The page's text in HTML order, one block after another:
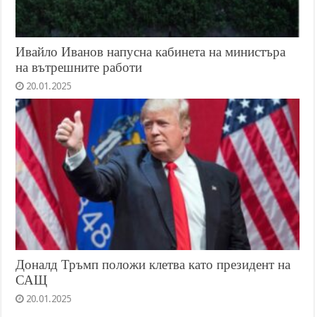
Ивайло Иванов напусна кабинета на министъра
на вътрешните работи
20.01.2025
Доналд Тръмп положи клетва като президент на
САЩ
20.01.2025